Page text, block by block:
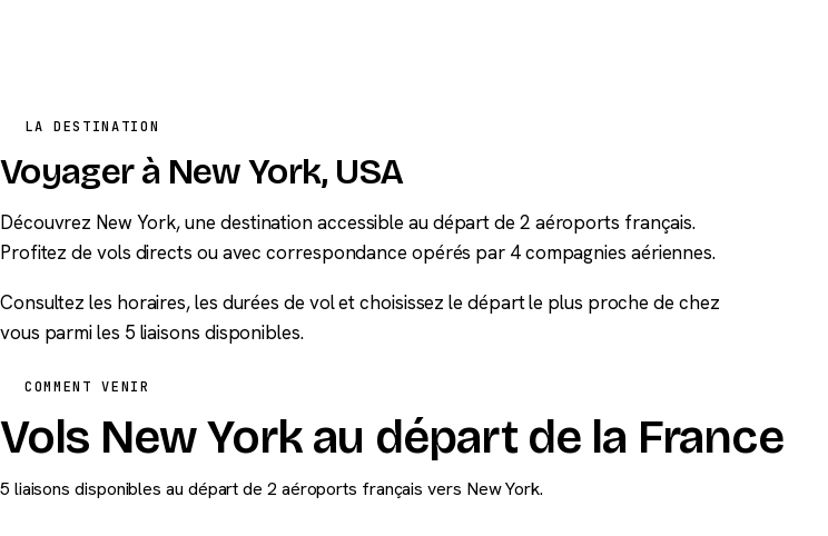
LA DESTINATION
Voyager à New York, USA
Découvrez New York, une destination accessible au départ de 2 aéroports français.
Profitez de vols directs ou avec correspondance opérés par 4 compagnies aériennes.
Consultez les horaires, les durées de vol et choisissez le départ le plus proche de chez
vous parmi les 5 liaisons disponibles.
COMMENT VENIR
Vols New York au départ de la France
5 liaisons disponibles au départ de 2 aéroports français vers New York.